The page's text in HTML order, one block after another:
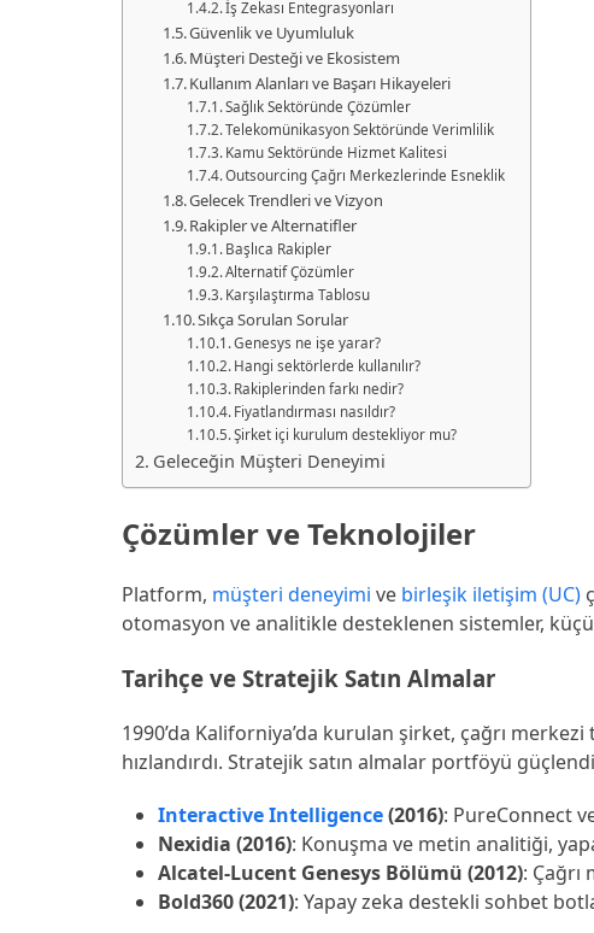
İş Zekası Entegrasyonları
Güvenlik ve Uyumluluk
Müşteri Desteği ve Ekosistem
Kullanım Alanları ve Başarı Hikayeleri
Sağlık Sektöründe Çözümler
Telekomünikasyon Sektöründe Verimlilik
Kamu Sektöründe Hizmet Kalitesi
Outsourcing Çağrı Merkezlerinde Esneklik
Gelecek Trendleri ve Vizyon
Rakipler ve Alternatifler
Başlıca Rakipler
Alternatif Çözümler
Karşılaştırma Tablosu
Sıkça Sorulan Sorular
Genesys ne işe yarar?
Hangi sektörlerde kullanılır?
Rakiplerinden farkı nedir?
Fiyatlandırması nasıldır?
Şirket içi kurulum destekliyor mu?
Geleceğin Müşteri Deneyimi
Çözümler ve Teknolojiler
Platform, müşteri deneyimi ve birleşik iletişim (UC)
otomasyon ve analitikle desteklenen sistemler,
Tarihçe ve Stratejik Satın Almalar
1990’da Kaliforniya’da kurulan şirket, çağrı
hızlandırdı. Stratejik satın almalar portföyü
Interactive Intelligence(2016): PureConnect
Nexidia (2016): Konuşma ve metin analitiği,
Alcatel-Lucent Genesys Bölümü (2012): Çağrı
Bold360 (2021): Yapay zeka destekli sohbet